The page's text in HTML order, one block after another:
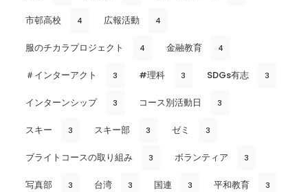
市邨高校 4 広報活動 4
服のチカラプロジェクト 4 金融教育 4
＃インターアクト 3 #理科 3 SDGs有志 3
インターンシップ 3 コース別活動日 3
スキー 3 スキー部 3 ゼミ 3
ブライトコースの取り組み 3 ボランティア 3
写真部 3 台湾 3 国連 3 平和教育 3